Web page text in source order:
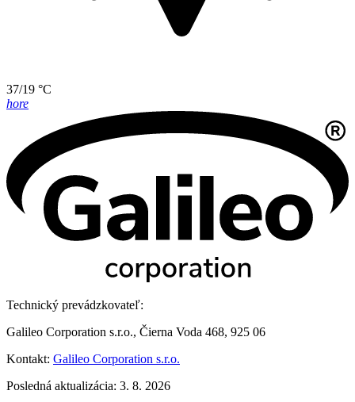
37/19 °C
hore
Technický prevádzkovateľ:
Galileo Corporation s.r.o., Čierna Voda 468, 925 06
Kontakt: Galileo Corporation s.r.o.
Posledná aktualizácia: 3. 8. 2026